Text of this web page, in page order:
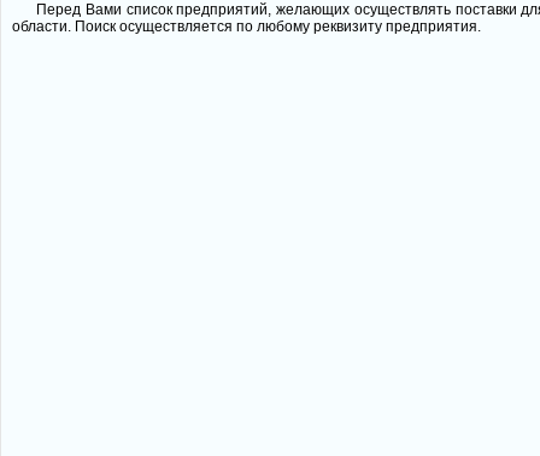
Перед Вами список предприятий, желающих осуществлять поставки
области. Поиск осуществляется по любому реквизиту предприятия.